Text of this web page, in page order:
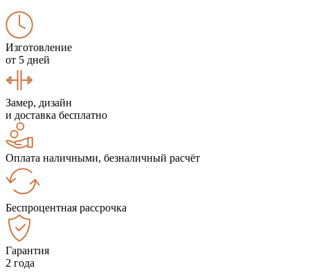
Изготовление
от 5 дней
Замер, дизайн
и доставка бесплатно
Оплата наличными, безналичный расчёт
Беспроцентная рассрочка
Гарантия
2 года